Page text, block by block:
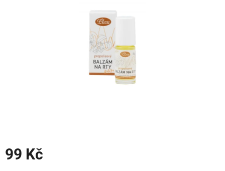
99 Kč